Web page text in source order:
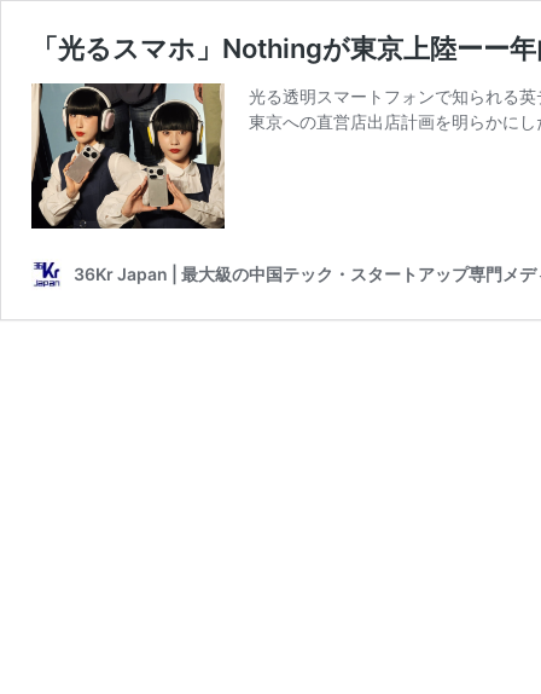
「光るスマホ」Nothingが東京上陸ーー
光る透明スマートフォンで知られる
東京への直営店出店計画を明らかに
36Kr Japan | 最大級の中国テック・スタートアップ専門メデ